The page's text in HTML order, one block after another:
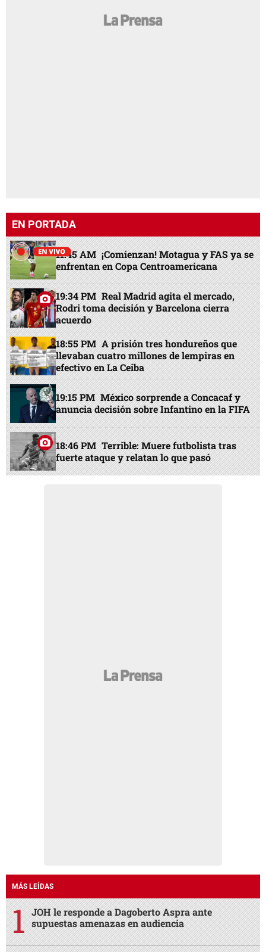
EN PORTADA
11:45 AM ¡Comienzan! Motagua y FAS ya se
enfrentan en Copa Centroamericana
19:34 PM Real Madrid agita el mercado,
Rodri toma decisión y Barcelona cierra
acuerdo
18:55 PM A prisión tres hondureños que
llevaban cuatro millones de lempiras en
efectivo en La Ceiba
19:15 PM México sorprende a Concacaf y
anuncia decisión sobre Infantino en la FIFA
18:46 PM Terrible: Muere futbolista tras
fuerte ataque y relatan lo que pasó
MÁS LEÍDAS
JOH le responde a Dagoberto Aspra ante
supuestas amenazas en audiencia